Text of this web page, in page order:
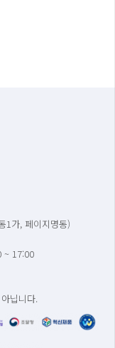
1가, 페이지명동)
~ 17:00
닙니다.